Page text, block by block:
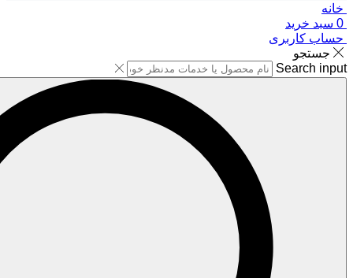
خانه
0 سبد خرید
حساب کاربری
جستجو
Search input